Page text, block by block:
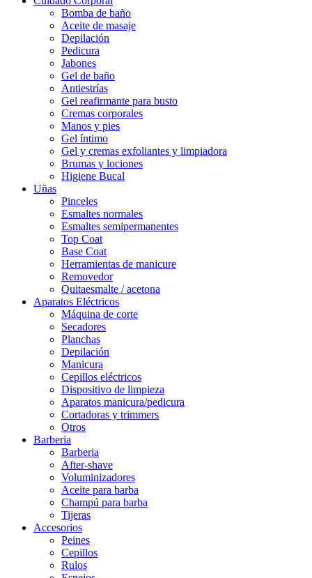
Bomba de baño
Aceite de masaje
Depilación
Pedicura
Jabones
Gel de baño
Antiestrías
Gel reafirmante para busto
Cremas corporales
Manos y pies
Gel íntimo
Gel y cremas exfoliantes y limpiadora
Brumas y lociones
Higiene Bucal
Uñas
Pinceles
Esmaltes normales
Esmaltes semipermanentes
Top Coat
Base Coat
Herramientas de manicure
Removedor
Quitaesmalte / acetona
Aparatos Eléctricos
Máquina de corte
Secadores
Planchas
Depilación
Manicura
Cepillos eléctricos
Dispositivo de limpieza
Aparatos manicura/pedicura
Cortadoras y trimmers
Otros
Barberia
Barberia
After-shave
Voluminizadores
Aceite para barba
Champú para barba
Tijeras
Accesorios
Peines
Cepillos
Rulos